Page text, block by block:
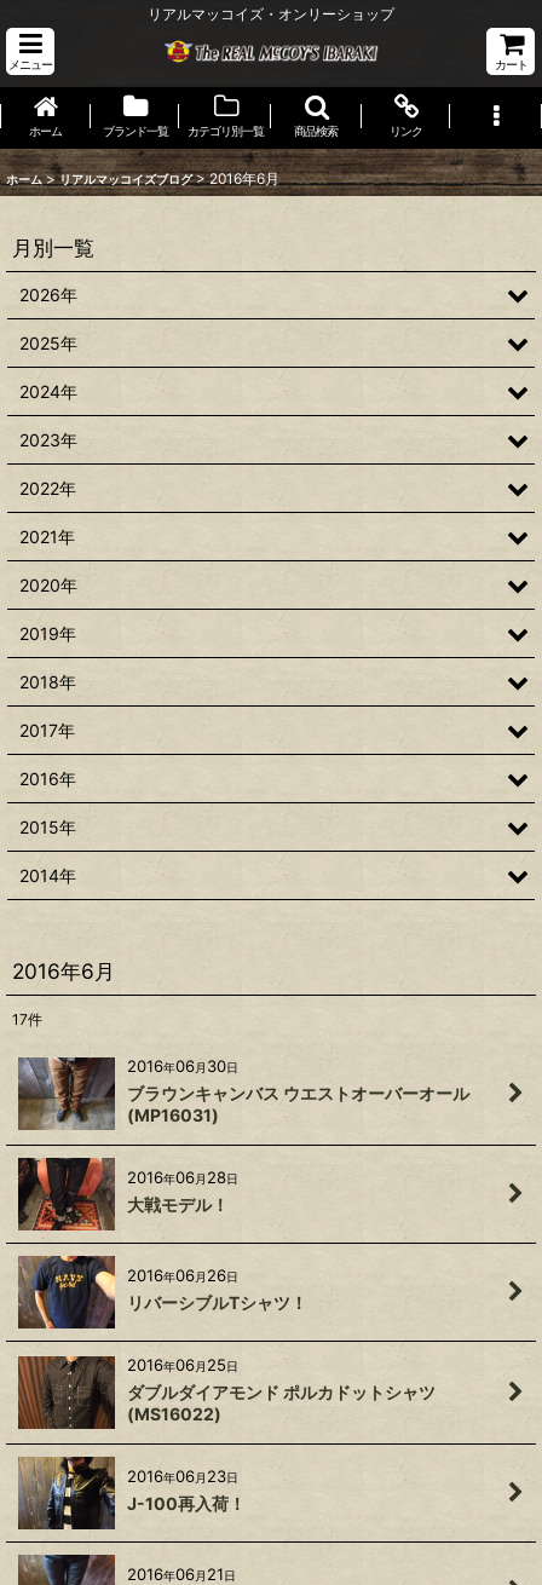
リアルマッコイズ・オンリーショップ
メニュー カート
ホーム ブランド一覧 カテゴリ別一覧 商品検索 リンク
ホーム > リアルマッコイズブログ > 2016年6月
2016年6月
17件
2016年06月 30日
ブラウンキャンバス ウエストオーバーオール
(MP16031)
2016年06月 28日
大戦モデル！
2016年06月 26日
リバーシブルTシャツ！
2016年06月 25日
ダブルダイアモンド ポルカドットシャツ
(MS16022)
2016年06月 23日
J-100再入荷！
2016年06月 21日
月別一覧
2026年
2025年
2024年
2023年
2022年
2021年
2020年
2019年
2018年
2017年
2016年
2015年
2014年